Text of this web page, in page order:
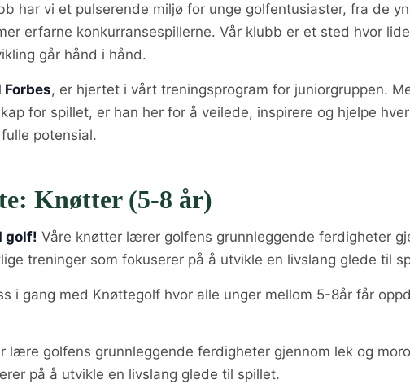
har vi et pulserende miljø for unge golfentusiaster, fra de
erfarne konkurransespillerne. Vår klubb er et sted hvor
går hånd i hånd.
Forbes, er hjertet i vårt treningsprogram for juniorgruppen.
for spillet, er han her for å veilede, inspirere og hjelpe
potensial.
Knøtter (5-8 år)
golf! Våre knøtter lærer golfens grunnleggende ferdigheter
treninger som fokuserer på å utvikle en livslang glede til
i gang med Knøttegolf hvor alle unger mellom 5-8år får
lære golfens grunnleggende ferdigheter gjennom lek og
på å utvikle en livslang glede til spillet.